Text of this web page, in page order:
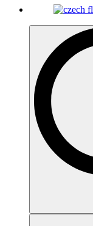
Search